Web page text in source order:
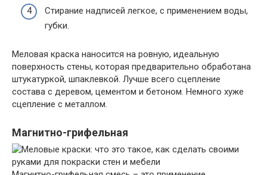
Стирание надписей легкое, с применением воды,
губки.
Меловая краска наносится на ровную, идеальную
поверхность стены, которая предварительно обработана
штукатуркой, шпаклевкой. Лучше всего сцепление
состава с деревом, цементом и бетоном. Немного хуже
сцепление с металлом.
Магнитно-грифельная